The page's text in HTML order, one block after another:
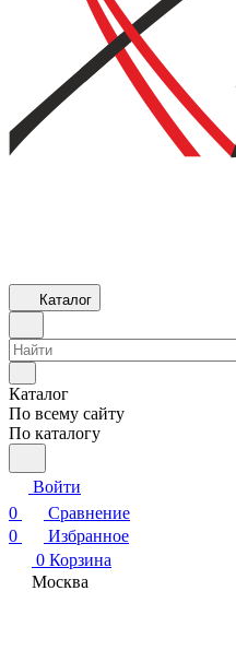
Каталог
Каталог
По всему сайту
По каталогу
Войти
0
Сравнение
0
Избранное
0 Корзина
Москва